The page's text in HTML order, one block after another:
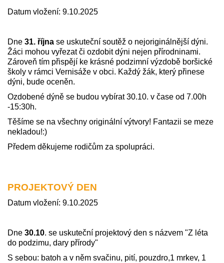
Datum vložení: 9.10.2025
Dne 31. října se uskuteční soutěž o nejoriginálnější dýni.
Žáci mohou vyřezat či ozdobit dýni nejen přírodninami.
Zároveň tím přispějí ke krásné podzimní výzdobě boršické
školy v rámci Vernisáže v obci. Každý žák, který přinese
dýni, bude oceněn.
Ozdobené dýně se budou vybírat 30.10. v čase od 7.00h
-15:30h.
Těšíme se na všechny originální výtvory! Fantazii se meze
nekladou!:)
Předem děkujeme rodičům za spolupráci.
PROJEKTOVÝ DEN
Datum vložení: 9.10.2025
Dne 30.10. se uskuteční projektový den s názvem "Z léta
do podzimu, dary přírody"
S sebou: batoh a v něm svačinu, pití, pouzdro,1 mrkev, 1